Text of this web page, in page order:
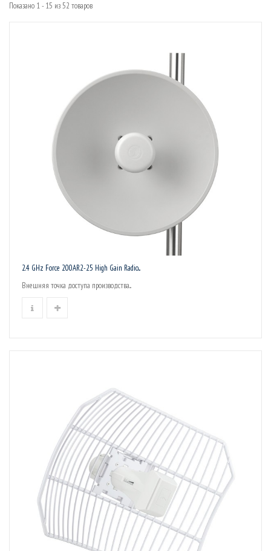
Показано 1 - 15 из 52 товаров
2.4 GHz Force 200AR2-25 High Gain Radio...
Внешняя точка доступа производства...